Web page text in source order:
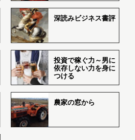
深読みビジネス書評
投資で稼ぐ力～男に
依存しない力を身に
つける
農家の窓から